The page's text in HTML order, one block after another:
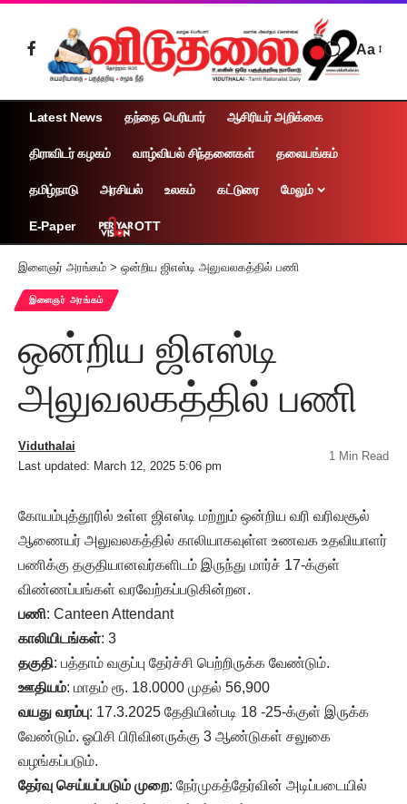
Aa
Latest News தந்தை பெரியார் ஆசிரியர் அறிக்கை
திராவிடர் கழகம் வாழ்வியல் சிந்தனைகள் தலையங்கம்
தமிழ்நாடு அரசியல் உலகம் கட்டுரை மேலும்
E-Paper OTT
இளைஞர் அரங்கம் > ஒன்றிய ஜிஎஸ்டி அலுவலகத்தில் பணி
இளைஞர் அரங்கம்
ஒன்றிய ஜிஎஸ்டி
அலுவலகத்தில் பணி
Last updated: March 12, 2025 5:06 pm
Viduthalai
1 Min Read
கோயம்புத்தூரில் உள்ள ஜிஎஸ்டி மற்றும் ஒன்றிய வரி வரிவசூல்
ஆணையர் அலுவலகத்தில் காலியாகவுள்ள உணவக உதவியாளர்
பணிக்கு தகுதியானவர்களிடம் இருந்து மார்ச் 17-க்குள்
விண்ணப்பங்கள் வரவேற்கப்படுகின்றன.
பணி: Canteen Attendant
காலியிடங்கள்: 3
தகுதி: பத்தாம் வகுப்பு தேர்ச்சி பெற்றிருக்க வேண்டும்.
ஊதியம்: மாதம் ரூ. 18.0000 முதல் 56,900
வயது வரம்பு: 17.3.2025 தேதியின்படி 18 -25-க்குள் இருக்க
வேண்டும். ஓபிசி பிரிவினருக்கு 3 ஆண்டுகள் சலுகை
வழங்கப்படும்.
தேர்வு செய்யப்படும் முறை: நேர்முகத்தேர்வின் அடிப்படையில்